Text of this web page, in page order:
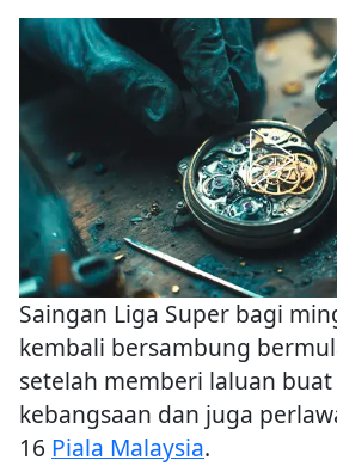
Saingan Liga Super bagi
kembali bersambung
setelah memberi laluan buat
kebangsaan dan juga
16 Piala Malaysia.